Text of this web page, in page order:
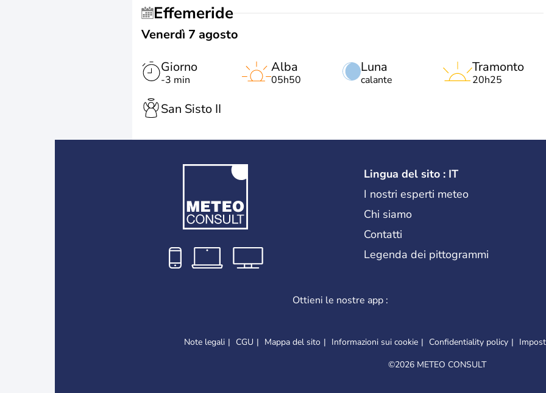
Effemeride
Venerdì 7 agosto
Giorno
-3 min
Luna
calante
Alba
05h50
Tramonto
20h25
San Sisto II
Lingua del sito : IT
I nostri esperti meteo
Chi siamo
Contatti
Legenda dei pittogrammi
Ottieni le nostre app :
Note legali CGU Mappa del sito Informazioni sui cookie Confidentiality policy
©2026 METEO CONSULT